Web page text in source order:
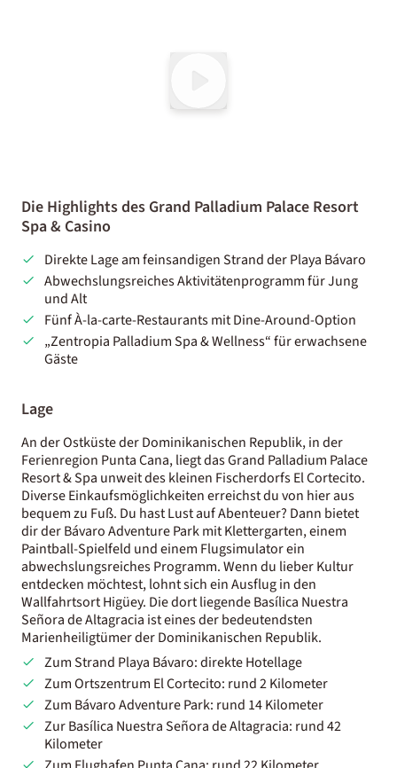
Die Highlights des Grand Palladium Palace Resort
Spa & Casino
Direkte Lage am feinsandigen Strand der Playa Bávaro
Abwechslungsreiches Aktivitätenprogramm für Jung
und Alt
Fünf À-la-carte-Restaurants mit Dine-Around-Option
„Zentropia Palladium Spa & Wellness“ für erwachsene
Gäste
Lage
An der Ostküste der Dominikanischen Republik, in der
Ferienregion Punta Cana, liegt das Grand Palladium Palace
Resort & Spa unweit des kleinen Fischerdorfs El Cortecito.
Diverse Einkaufsmöglichkeiten erreichst du von hier aus
bequem zu Fuß. Du hast Lust auf Abenteuer? Dann bietet
dir der Bávaro Adventure Park mit Klettergarten, einem
Paintball-Spielfeld und einem Flugsimulator ein
abwechslungsreiches Programm. Wenn du lieber Kultur
entdecken möchtest, lohnt sich ein Ausflug in den
Wallfahrtsort Higüey. Die dort liegende Basílica Nuestra
Señora de Altagracia ist eines der bedeutendsten
Marienheiligtümer der Dominikanischen Republik.
Zum Strand Playa Bávaro: direkte Hotellage
Zum Ortszentrum El Cortecito: rund 2 Kilometer
Zum Bávaro Adventure Park: rund 14 Kilometer
Zur Basílica Nuestra Señora de Altagracia: rund 42
Kilometer